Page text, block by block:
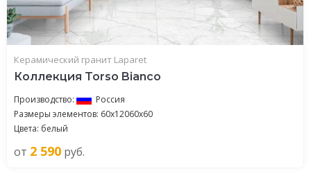
Керамический гранит Laparet
Коллекция Torso Bianco
Производство:
Россия
Размеры элементов: 60x12060x60
Цвета: белый
от 2 590 руб.